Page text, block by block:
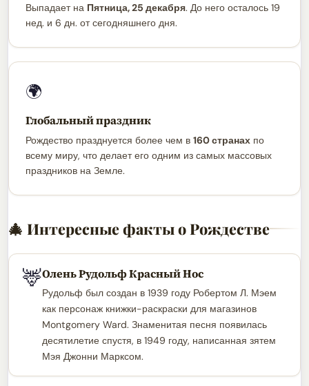
Выпадает на Пятница, 25 декабря. До него осталось 19
нед. и 6 дн. от сегодняшнего дня.
🌍
Глобальный праздник
Рождество празднуется более чем в160 странах по
всему миру, что делает его одним из самых массовых
праздников на Земле.
🎄 Интересные факты о Рождестве
🦌Олень Рудольф Красный Нос
Рудольф был создан в 1939 году Робертом Л. Мэем
как персонаж книжки-раскраски для магазинов
Montgomery Ward. Знаменитая песня появилась
десятилетие спустя, в 1949 году, написанная зятем
Мэя Джонни Марксом.